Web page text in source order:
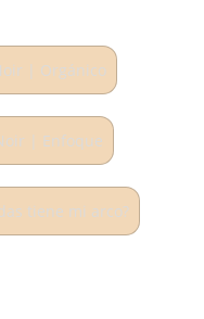
| Orgánico
| Enfoque
tiene mi arco?